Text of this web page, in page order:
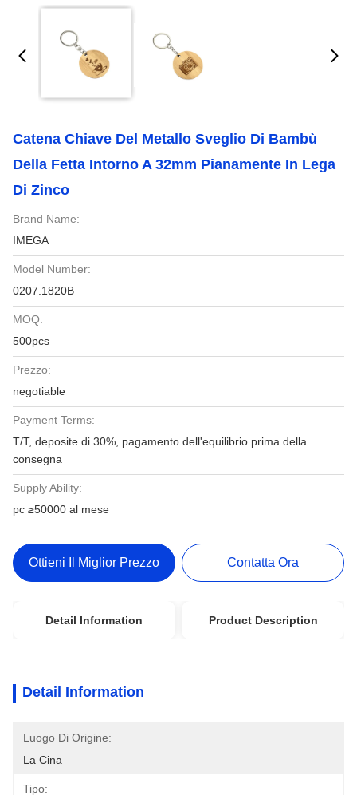
Catena Chiave Del Metallo Sveglio Di Bambù
Della Fetta Intorno A 32mm Pianamente In Lega
Di Zinco
Brand Name:
IMEGA
Model Number:
0207.1820B
MOQ:
500pcs
Prezzo:
negotiable
Payment Terms:
T/T, deposite di 30%, pagamento dell'equilibrio prima della
consegna
Supply Ability:
pc ≥50000 al mese
Ottieni Il Miglior Prezzo Contatta Ora
Detail Information Product Description
Detail Information
Luogo Di Origine:
La Cina
Tipo: